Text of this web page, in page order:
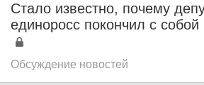
Стало известно, почему
единоросс покончил с собой
Обсуждение новостей